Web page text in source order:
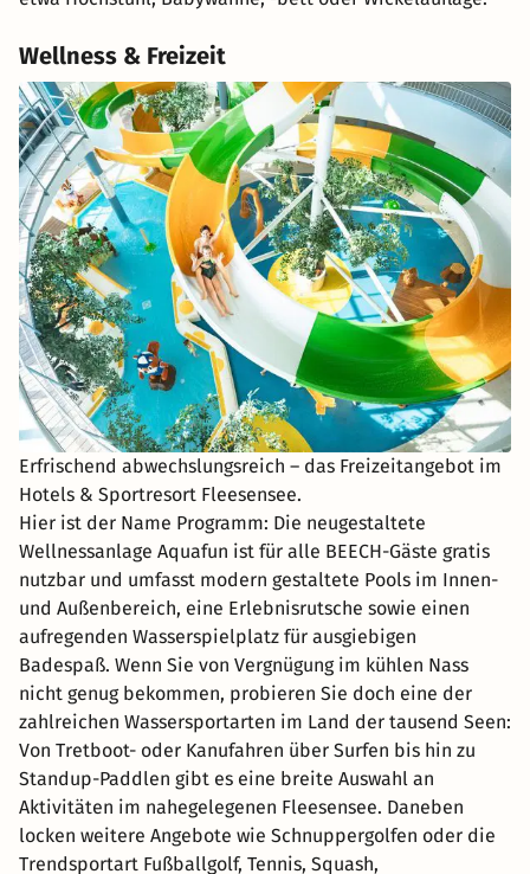
Wellness & Freizeit
Erfrischend abwechslungsreich – das Freizeitangebot im
Hotels & Sportresort Fleesensee.
Hier ist der Name Programm: Die neugestaltete
Wellnessanlage Aquafun ist für alle BEECH-Gäste gratis
nutzbar und umfasst modern gestaltete Pools im Innen-
und Außenbereich, eine Erlebnisrutsche sowie einen
aufregenden Wasserspielplatz für ausgiebigen
Badespaß. Wenn Sie von Vergnügung im kühlen Nass
nicht genug bekommen, probieren Sie doch eine der
zahlreichen Wassersportarten im Land der tausend Seen:
Von Tretboot- oder Kanufahren über Surfen bis hin zu
Standup-Paddlen gibt es eine breite Auswahl an
Aktivitäten im nahegelegenen Fleesensee. Daneben
locken weitere Angebote wie Schnuppergolfen oder die
Trendsportart Fußballgolf, Tennis, Squash,